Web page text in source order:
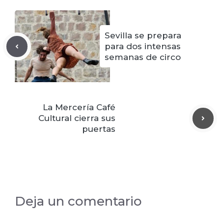
Sevilla se prepara
para dos intensas
semanas de circo
La Mercería Café
Cultural cierra sus
puertas
Deja un comentario